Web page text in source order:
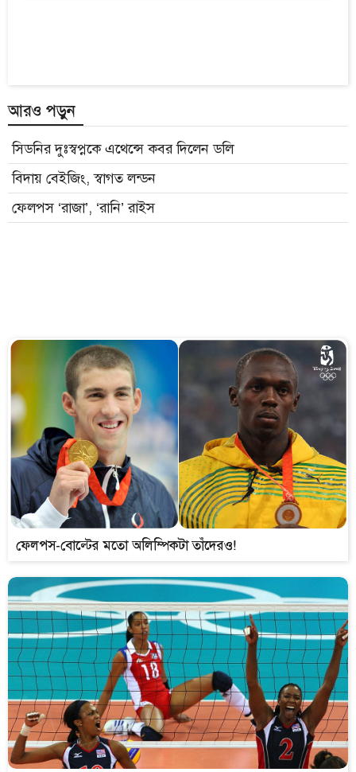
আরও পড়ুন
সিডনির দুঃস্বপ্নকে এথেন্সে কবর দিলেন ডলি
বিদায় বেইজিং, স্বাগত লন্ডন
ফেলপস ‘রাজা’, ‘রানি’ রাইস
ফেলপস-বোল্টের মতো অলিম্পিকটা তাঁদেরও!